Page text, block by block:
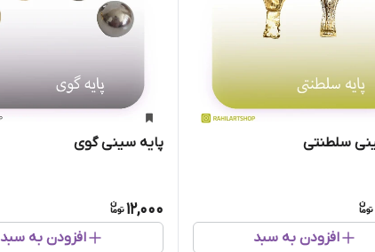
سلطنتی
افزودن به سبد
پایه سینی گوی
12,000
افزودن به سبد